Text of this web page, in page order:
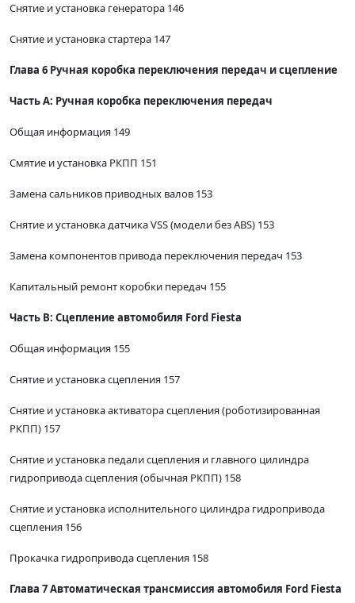
Снятие и установка генератора 146
Снятие и установка стартера 147
Глава 6 Ручная коробка переключения передач и сцепление
Часть А: Ручная коробка переключения передач
Общая информация 149
Смятие и установка РКПП 151
Замена сальников приводных валов 153
Снятие и установка датчика VSS (модели без ABS) 153
Замена компонентов привода переключения передач 153
Капитальный ремонт коробки передач 155
Часть В: Сцепление автомобиля Ford Fiesta
Общая информация 155
Снятие и установка сцепления 157
Снятие и установка активатора сцепления (роботизированная
РКПП) 157
Снятие и установка педали сцепления и главного цилиндра
гидропривода сцепления (обычная РКПП) 158
Снятие и установка исполнительного цилиндра гидропривода
сцепления 156
Прокачка гидропривода сцепления 158
Глава 7 Автоматическая трансмиссия автомобиля Ford Fiesta